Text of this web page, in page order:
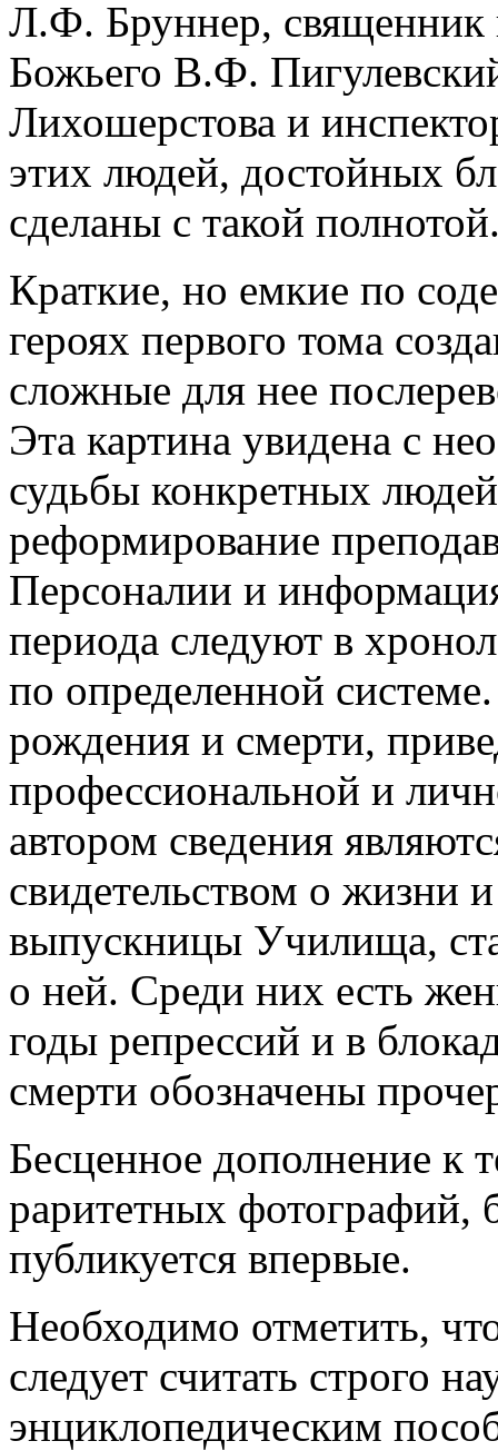
Л.Ф. Бруннер, священник
Божьего В.Ф.
Лихошерстова и
этих людей, достойных
сделаны с такой
Краткие, но емкие по
героях первого тома
сложные для нее
Эта картина увидена с
судьбы конкретных
реформирование
Персоналии и
периода следуют в
по определенной
рождения и смерти,
профессиональной и
автором сведения
свидетельством о жизни
выпускницы Училища,
о ней. Среди них есть
годы репрессий и в
смерти обозначены
Бесценное дополнение к
раритетных фотографий,
публикуется впервые.
Необходимо отметить,
следует считать строго
энциклопедическим